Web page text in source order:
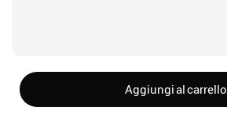
Aggiungi al carrello